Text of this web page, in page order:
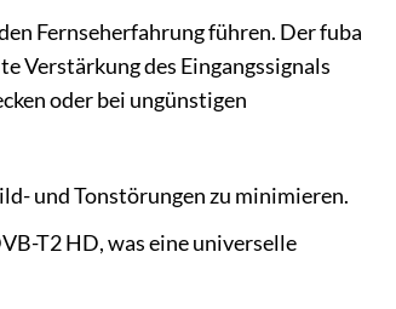
Fernseherfahrung führen. Der fuba
Verstärkung des Eingangssignals
oder bei ungünstigen
und Tonstörungen zu minimieren.
T2 HD, was eine universelle